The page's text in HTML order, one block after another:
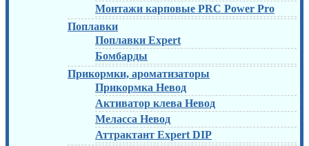
Монтажи карповые PRC Power Pro
Поплавки
Поплавки Expert
Бомбарды
Прикормки, ароматизаторы
Прикормка Невод
Активатор клева Невод
Меласса Невод
Аттрактант Expert DIP